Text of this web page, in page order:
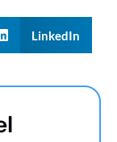
LinkedIn